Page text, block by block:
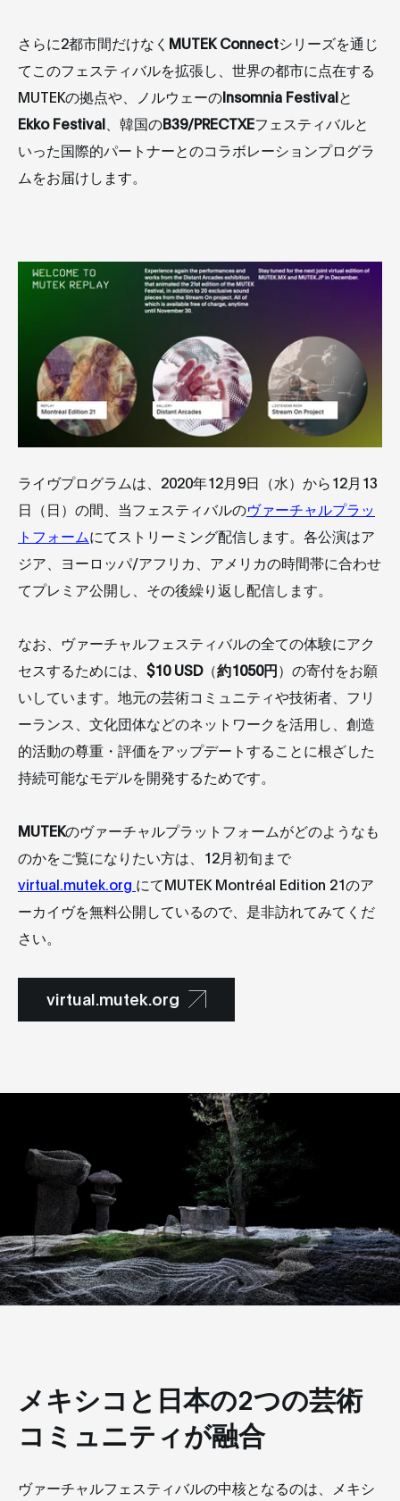
さらに2都市間だけなく MUTEK Connectシリーズを通じ
てこのフェスティバルを拡張し、世界の都市に点在する
MUTEKの拠点や、ノルウェーのInsomnia Festivalと
Ekko Festival 、韓国のB39/PRECTXEフェスティバルと
いった国際的パートナーとのコラボレーションプログラ
ムをお届けします。
ライヴプログラムは、2020年12月9日（水）から12月13
日（日）の間、当フェスティバルのヴァーチャルプラッ
トフォームにてストリーミング配信します。各公演はア
ジア、ヨーロッパ/アフリカ、アメリカの時間帯に合わせ
てプレミア公開し、その後繰り返し配信します。
なお、ヴァーチャルフェスティバルの全ての体験にアク
セスするためには、 $10 USD（約1050円）の寄付をお願
いしています。地元の芸術コミュニティや技術者、フリ
ーランス、文化団体などのネットワークを活用し、創造
的活動の尊重・評価をアップデートすることに根ざした
持続可能なモデルを開発するためです。
MUTEKのヴァーチャルプラットフォームがどのようなも
のかをご覧になりたい方は、12月初旬まで
virtual.mutek.org にてMUTEK Montréal Edition 21のア
ーカイヴを無料公開しているので、是非訪れてみてくだ
さい。
virtual.mutek.org
メキシコと日本の2つの芸術
コミュニティが融合
ヴァーチャルフェスティバルの中核となるのは、メキシ